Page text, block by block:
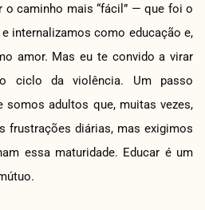
o caminho mais “fácil” — que foi o
internalizamos como educação e,
amor. Mas eu te convido a virar
ciclo da violência. Um passo
somos adultos que, muitas vezes,
frustrações diárias, mas exigimos
essa maturidade. Educar é um